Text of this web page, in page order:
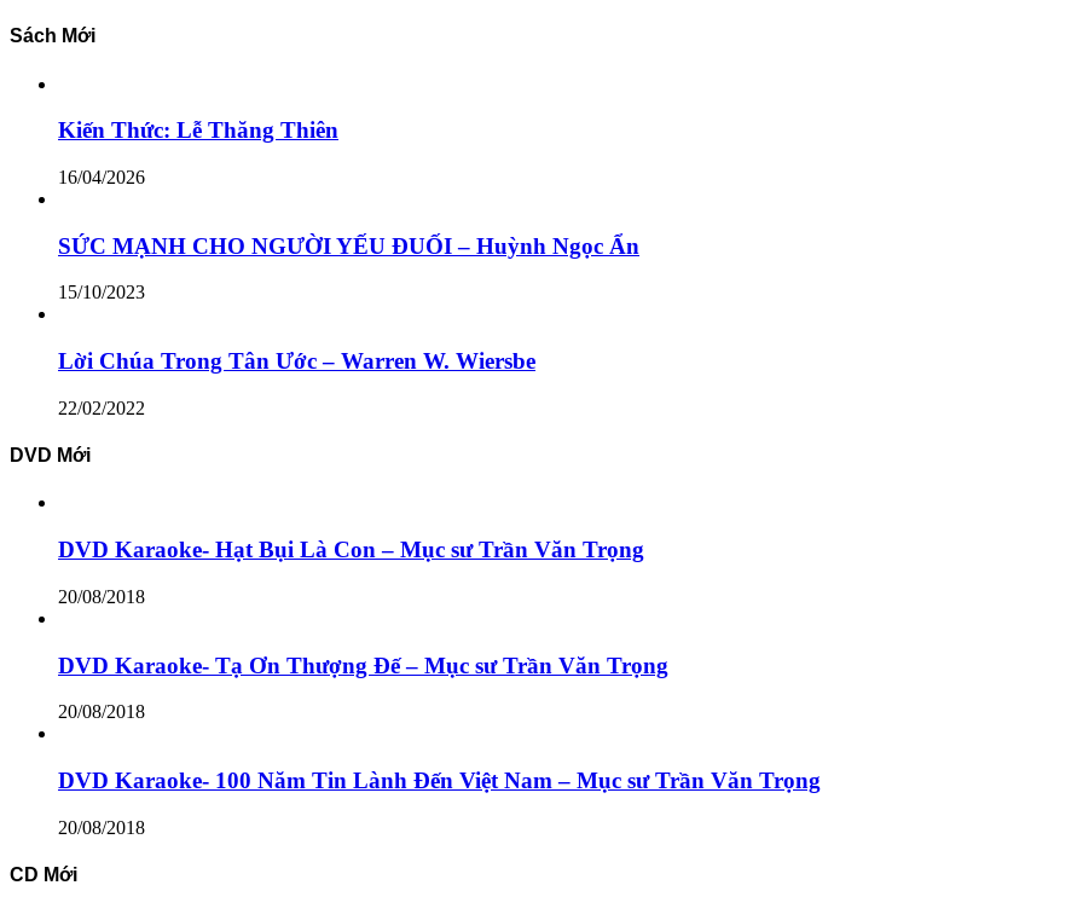
Sách Mới
Kiến Thức: Lễ Thăng Thiên
16/04/2026
SỨC MẠNH CHO NGƯỜI YẾU ĐUỐI – Huỳnh Ngọc Ẩn
15/10/2023
Lời Chúa Trong Tân Ước – Warren W. Wiersbe
22/02/2022
DVD Mới
DVD Karaoke- Hạt Bụi Là Con – Mục sư Trần Văn Trọng
20/08/2018
DVD Karaoke- Tạ Ơn Thượng Đế – Mục sư Trần Văn Trọng
20/08/2018
DVD Karaoke- 100 Năm Tin Lành Đến Việt Nam – Mục sư Trần Văn Trọng
20/08/2018
CD Mới